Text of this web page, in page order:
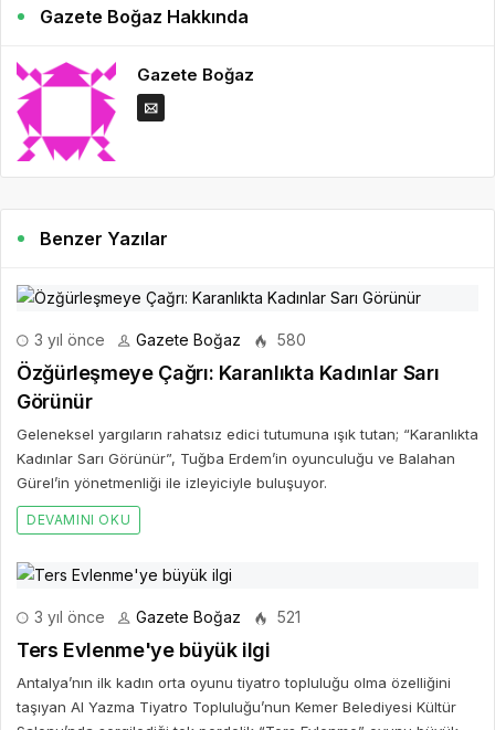
Gazete Boğaz Hakkında
Gazete Boğaz
Benzer Yazılar
3 yıl önce Gazete Boğaz 580
Özğürleşmeye Çağrı: Karanlıkta Kadınlar Sarı
Görünür
Geleneksel yargıların rahatsız edici tutumuna ışık tutan; “Karanlıkta
Kadınlar Sarı Görünür”, Tuğba Erdem’in oyunculuğu ve Balahan
Gürel’in yönetmenliği ile izleyiciyle buluşuyor.
DEVAMINI OKU
3 yıl önce Gazete Boğaz 521
Ters Evlenme'ye büyük ilgi
Antalya’nın ilk kadın orta oyunu tiyatro topluluğu olma özelliğini
taşıyan Al Yazma Tiyatro Topluluğu’nun Kemer Belediyesi Kültür